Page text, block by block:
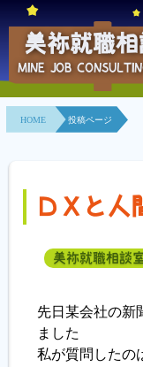
HOME
事業所紹介
相談室とは？
利用者の声
地域連携事業
求人情報検索
美祢就職
MINE JOB
HOME 投稿ページ
ＤＸと人
美祢就職相談
先日某会社の新
ました
私が質問したの